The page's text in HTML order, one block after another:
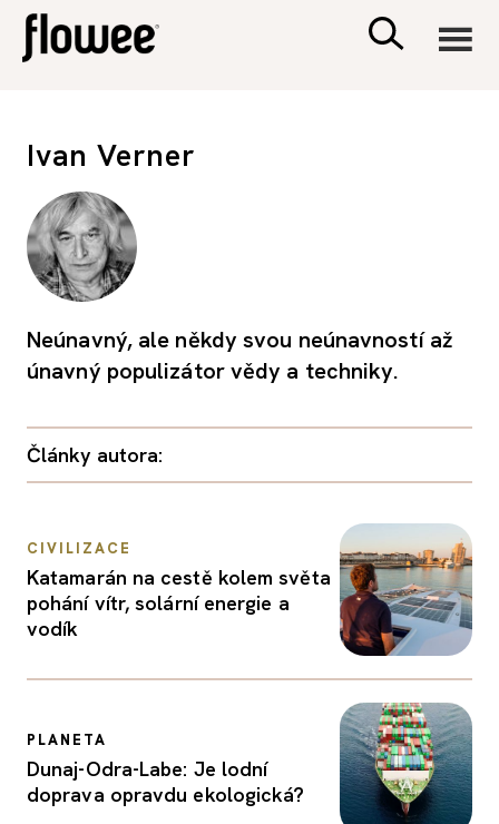
SEX A VZTAHY
Ivan Verner
Neúnavný, ale někdy svou neúnavností až
únavný populizátor vědy a techniky.
Články autora:
CIVILIZACE
Katamarán na cestě kolem světa
pohání vítr, solární energie a
vodík
PLANETA
Dunaj-Odra-Labe: Je lodní
doprava opravdu ekologická?